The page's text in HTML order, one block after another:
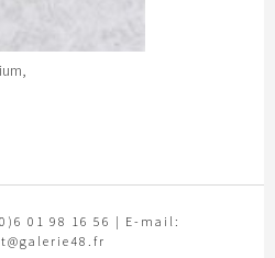
01 98 16 56 | E-mail: